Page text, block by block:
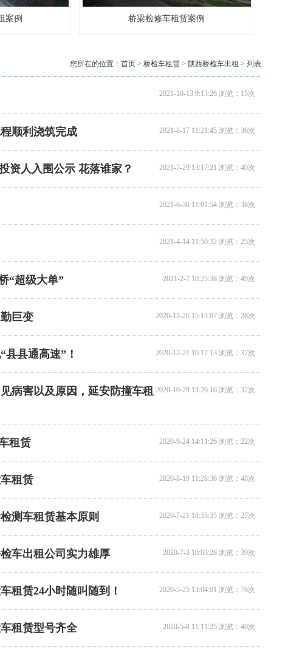
1
案例 桥梁检修车租赁案例
您所在的位置： 首页 > 桥检车租赁 > 陕西桥检车出租 > 列表
2021-10-13 9:13:26 浏览：15次
2021-8-17 11:21:45 浏览：36次
顺利浇筑完成
2021-7-29 13:17:21 浏览：40次
资人入围公示 花落谁家？
2021-6-30 11:01:54 浏览：38次
2021-4-14 11:50:32 浏览：25次
2021-2-7 10:25:38 浏览：49次
“超级大单”
2020-12-26 15:13:07 浏览：28次
巨变
2020-12-21 16:17:13 浏览：37次
县通高速”！
2020-10-29 13:26:16 浏览：32次
病害以及原因，延安防撞车租
2020-9-24 14:11:26 浏览：22次
租赁
2020-8-19 11:28:36 浏览：48次
租赁
2020-7-21 18:35:35 浏览：27次
测车租赁基本原则
2020-7-3 10:03:28 浏览：39次
车出租公司实力雄厚
2020-5-25 13:04:01 浏览：76次
租赁24小时随叫随到！
2020-5-8 11:11:25 浏览：40次
租赁型号齐全